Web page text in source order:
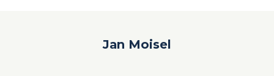
Jan Moisel